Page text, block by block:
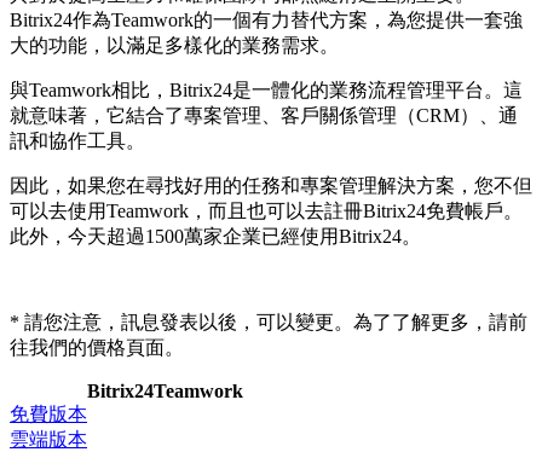
Bitrix24作為Teamwork的一個有力替代方案，為您提供一套強
大的功能，以滿足多樣化的業務需求。
與Teamwork相比，Bitrix24是一體化的業務流程管理平台。這
就意味著，它結合了專案管理、客戶關係管理（CRM）、通
訊和協作工具。
因此，如果您在尋找好用的任務和專案管理解決方案，您不但
可以去使用Teamwork，而且也可以去註冊Bitrix24免費帳戶。
此外，今天超過1500萬家企業已經使用Bitrix24。
* 請您注意，訊息發表以後，可以變更。為了了解更多，請前
往我們的價格頁面。
Bitrix24Teamwork
免費版本
雲端版本